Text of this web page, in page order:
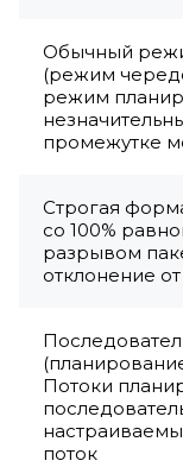
Обычный
(режим
режим
промежутке
Строгая
со 100%
разрывом
отклонение
Потоки
поток